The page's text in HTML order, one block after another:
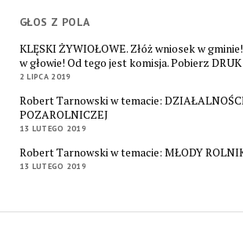
GŁOS Z POLA
KLĘSKI ŻYWIOŁOWE. Złóż wniosek w
w głowie! Od tego jest komisja. Pobierz DRUK
2 LIPCA 2019
Robert Tarnowski w temacie:
POZAROLNICZEJ
13 LUTEGO 2019
Robert Tarnowski w temacie: MŁODY
13 LUTEGO 2019